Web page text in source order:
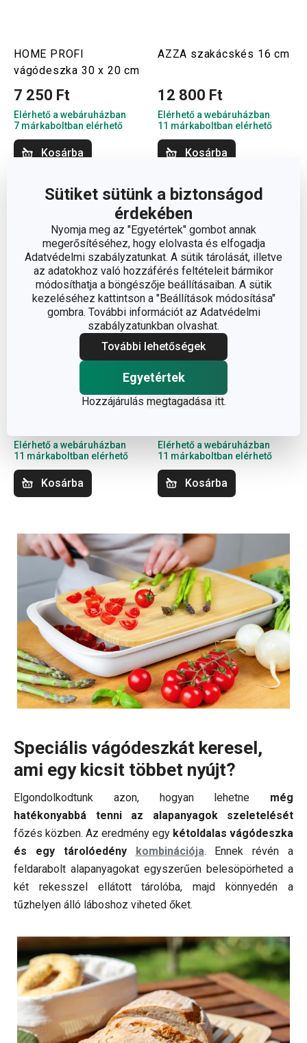
Sütiket sütünk a biztonságod
érdekében
Nyomja meg az "Egyetértek" gombot annak
megerősítéséhez, hogy elolvasta és elfogadja
Adatvédelmi szabályzatunkat. A sütik tárolását, illetve
az adatokhoz való hozzáférés feltételeit bármikor
módosíthatja a böngészője beállításaiban. A sütik
kezeléséhez kattintson a "Beállítások módosítása"
gombra. További információt az Adatvédelmi
szabályzatunkban olvashat.
További lehetőségek
Egyetértek
Hozzájárulás megtagadása itt.
HOME PROFI
vágódeszka 30 x 20 cm
7 250 Ft
Elérhető a webáruházban
7 márkaboltban elérhető
Kosárba
AZZA szakácskés 16 cm
12 800 Ft
Elérhető a webáruházban
11 márkaboltban elérhető
Kosárba
Elérhető a webáruházban
11 márkaboltban elérhető
Kosárba
-23 %
FEELWOOD késtartó,
Elérhető a webáruházban
11 márkaboltban elérhető
Kosárba
Speciális vágódeszkát keresel,
ami egy kicsit többet nyújt?
Elgondolkodtunk azon, hogyan lehetne még
hatékonyabbá tenni az alapanyagok szeletelését
főzés közben. Az eredmény egy kétoldalas vágódeszka
és egy tárolóedény
kombinációja. Ennek révén a
feldarabolt alapanyagokat egyszerűen belesöpörheted a
két rekesszel ellátott tárolóba, majd könnyedén a
tűzhelyen álló láboshoz viheted őket.